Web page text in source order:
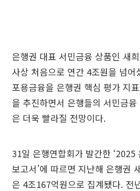
은행권 대표 서민금융 상품인 새
사상 처음으로 연간 4조원을 넘어
포용금융을 은행권 핵심 평가 지
을 추진하면서 은행들의 서민금
은 더욱 빨라질 전망이다.
31일 은행연합회가 발간한 ‘2025
보고서’에 따르면 지난해 은행권
은 4조167억원으로 집계됐다. 전